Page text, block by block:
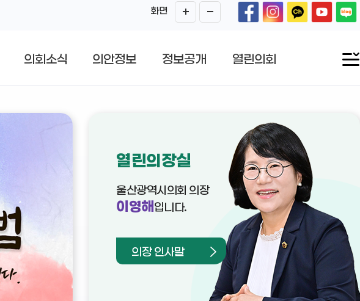
화면
의회소식 의안정보 정보공개 열린의회
열린의장실
울산광역시의회 의장
이영해 입니다.
의장 인사말